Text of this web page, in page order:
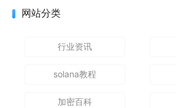
网站分类
行业资讯
solana教程
加密百科